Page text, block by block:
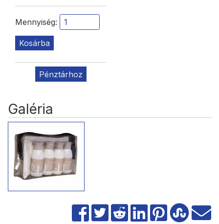
Mennyiség:
Kosárba
Pénztárhoz
Galéria